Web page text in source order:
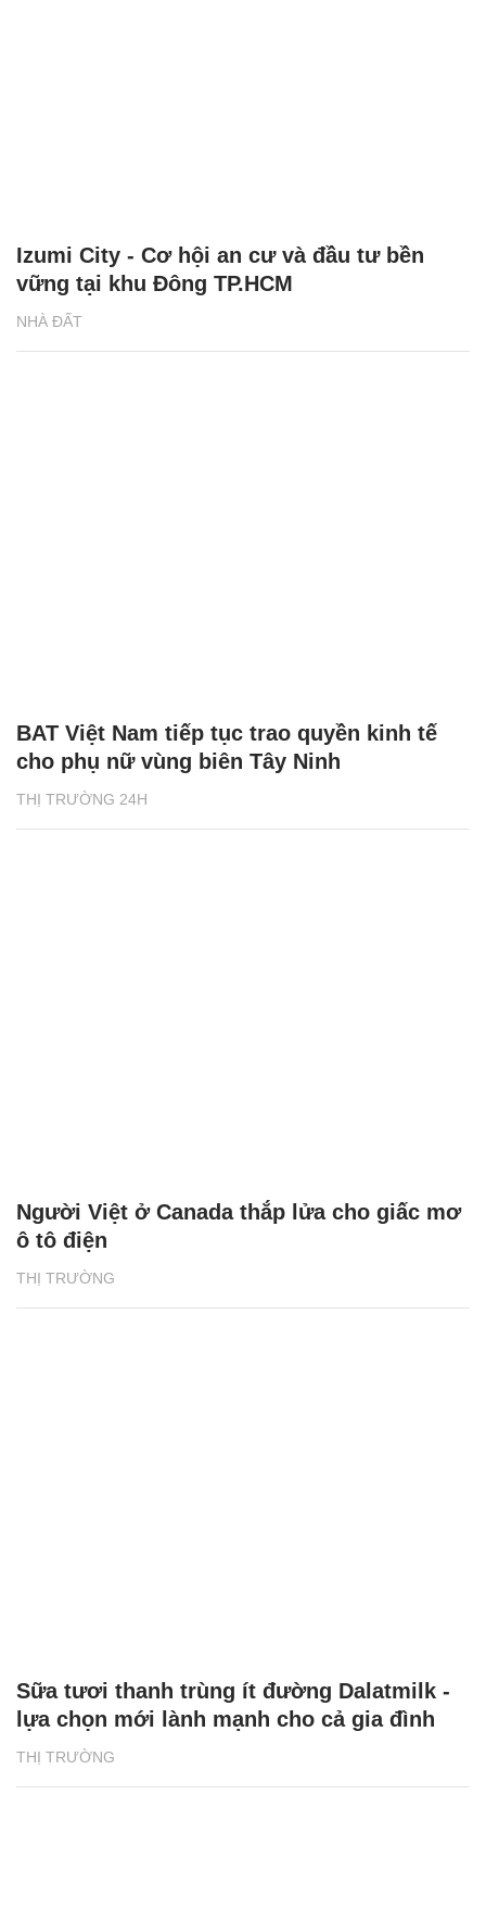
NHÀ ĐẤT
Izumi City - Cơ hội an cư và đầu tư bền
vững tại khu Đông TP.HCM
THỊ TRƯỜNG 24H
BAT Việt Nam tiếp tục trao quyền kinh tế
cho phụ nữ vùng biên Tây Ninh
THỊ TRƯỜNG
Người Việt ở Canada thắp lửa cho giấc mơ
ô tô điện
THỊ TRƯỜNG
Sữa tươi thanh trùng ít đường Dalatmilk -
lựa chọn mới lành mạnh cho cả gia đình